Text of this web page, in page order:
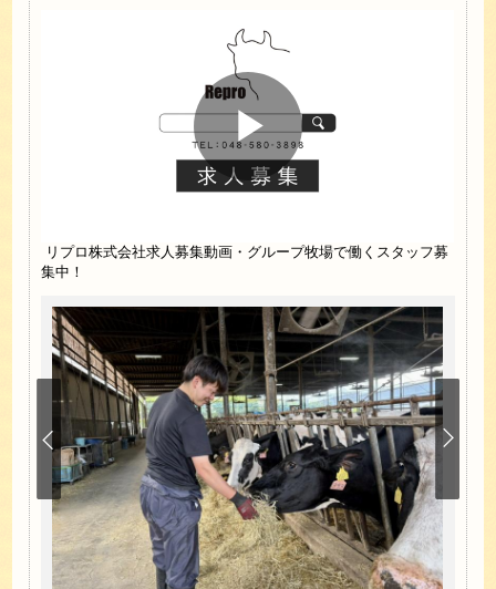
リプロ株式会社求人募集動画・グループ牧場で働くスタッフ募
集中！